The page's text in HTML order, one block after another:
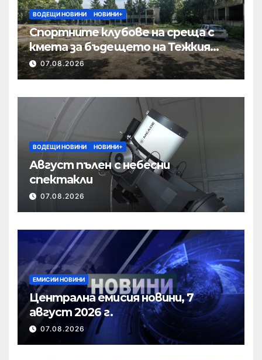
ВОДЕЩИ НОВИНИ НОВИНИ+
Спортните клубове на среща с
кмета за бъдещето на Тежкия
полк
07.08.2026
ВОДЕЩИ НОВИНИ НОВИНИ+
Август пълен с небесни
спектакли
07.08.2026
ЕМИСИИ НОВИНИ
Централна емисия новини, 7
август 2026 г.
07.08.2026